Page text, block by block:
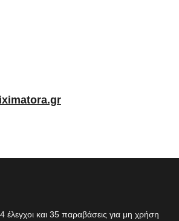
έλεγχοι και 35 παραβάσεις για μη χρήση